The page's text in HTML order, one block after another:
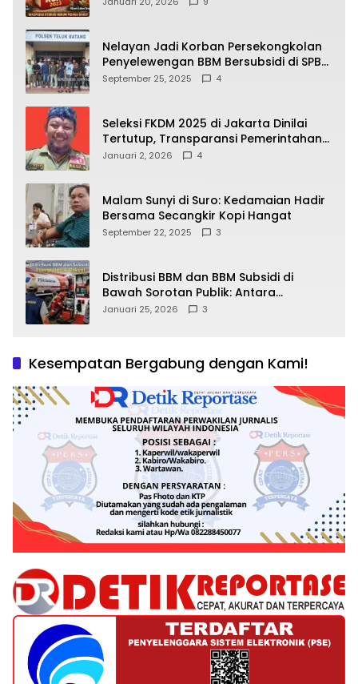
Nelayan Jadi Korban Persekongkolan
Penyelewengan BBM Bersubsidi di SPBU
64.78809 Teluk Batang
September 25, 2025 4
Seleksi FKDM 2025 di Jakarta Dinilai
Tertutup, Transparansi Pemerintahan
Pramono–Rano Dipertanyakan
Januari 2, 2026 4
Malam Sunyi di Suro: Kedamaian Hadir
Bersama Secangkir Kopi Hangat
September 22, 2025 3
Distribusi BBM dan BBM Subsidi di
Bawah Sorotan Publik: Antara
Kepentingan Negara, Hak Konsumen,
Januari 25, 2026 3
Kesempatan Bergabung dengan Kami!